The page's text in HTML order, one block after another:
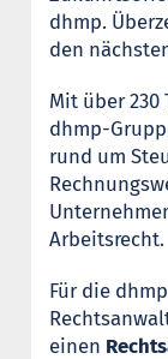
dhmp.
den
Mit über
dhmp-
rund um
Arbeitsrecht.
Für die
einen